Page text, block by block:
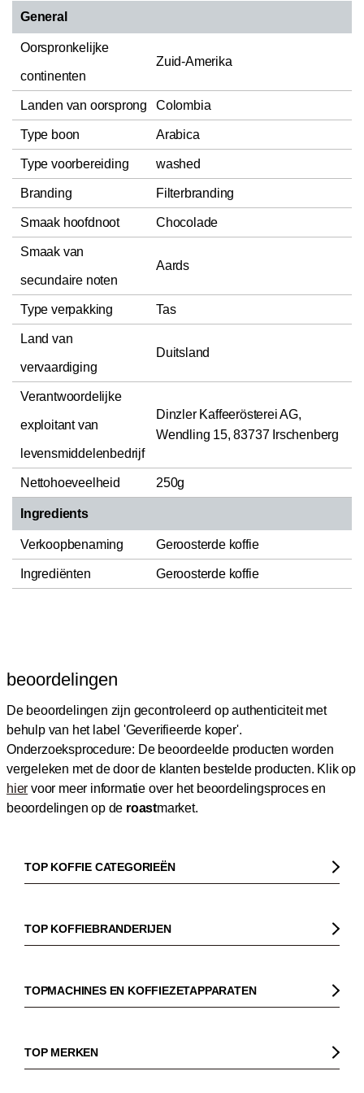
General
Oorspronkelijke
continenten
Zuid-Amerika
Landen van oorsprong Colombia
Type boon Arabica
Type voorbereiding washed
Branding Filterbranding
Smaak hoofdnoot Chocolade
Smaak van
secundaire noten
Aards
Type verpakking Tas
Land van
vervaardiging
Duitsland
Verantwoordelijke
exploitant van
levensmiddelenbedrijf
Dinzler Kaffeerösterei AG,
Wendling 15, 83737 Irschenberg
Nettohoeveelheid 250g
Ingredients
Verkoopbenaming Geroosterde koffie
Ingrediënten Geroosterde koffie
beoordelingen
De beoordelingen zijn gecontroleerd op authenticiteit met
behulp van het label 'Geverifieerde koper'.
Onderzoeksprocedure: De beoordeelde producten worden
vergeleken met de door de klanten bestelde producten. Klik op
hier voor meer informatie over het beoordelingsproces en
beoordelingen op de roastmarket.
TOP KOFFIE CATEGORIEËN
Koffiebonen
Biologische koffie
Espresso
TOP KOFFIEBRANDERIJEN
Dinzler
Elbgold
TOPMACHINES EN KOFFIEZETAPPARATEN
Pistonmachines
Filter koffiezetapparaten
TOP MERKEN